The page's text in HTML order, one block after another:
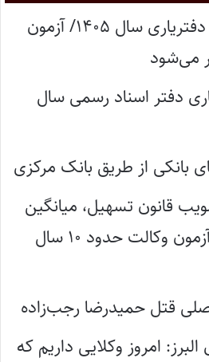
آغاز ثبت‌نام آزمون دفتریاری سال ۱۴۰۵/ آزمون
دفتر اسناد رسمی سال
بانکی از طریق بانک مرکزی
قانون تسهیل، میانگین
سنی قبول‌شدگان آزمون وکالت حدود ۱۰ سال
قتل حمیدرضا رجب‌زاده
امروز وکلایی داریم که